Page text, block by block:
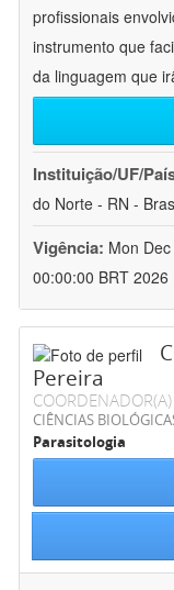
profissionais
instrumento que
da linguagem que
Instituição/UF/
do Norte - RN -
Vigência: Mon
00:00:00 BRT 2026
Pereira
COORDENADOR(A)
CIÊNCIAS
Parasitologia